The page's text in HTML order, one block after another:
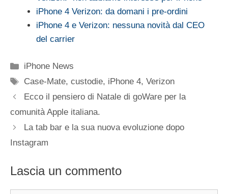
iPhone 4 Verizon: da domani i pre-ordini
iPhone 4 e Verizon: nessuna novità dal CEO
del carrier
Categorie
iPhone News
Tag
Case-Mate,custodie, iPhone 4,Verizon
Ecco il pensiero di Natale di goWare per la
comunità Apple italiana.
La tab bar e la sua nuova evoluzione dopo
Instagram
Lascia un commento